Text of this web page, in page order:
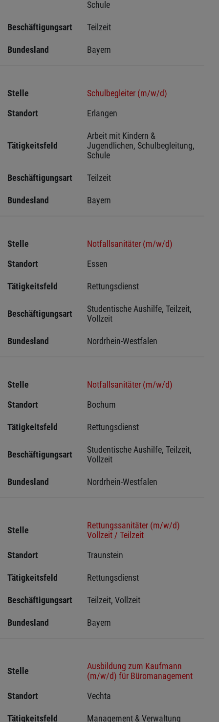
Schule
Beschäftigungsart Teilzeit
Bundesland Bayern
Stelle
Schulbegleiter (m/w/d)
Standort
Erlangen
Tätigkeitsfeld
Arbeit mit Kindern &
Jugendlichen, Schulbegleitung,
Schule
Beschäftigungsart Teilzeit
Bundesland Bayern
Stelle
Notfallsanitäter (m/w/d)
Standort
Essen
Tätigkeitsfeld Rettungsdienst
Beschäftigungsart
Studentische Aushilfe, Teilzeit,
Vollzeit
Bundesland Nordrhein-Westfalen
Stelle
Notfallsanitäter (m/w/d)
Standort
Bochum
Tätigkeitsfeld Rettungsdienst
Beschäftigungsart
Studentische Aushilfe, Teilzeit,
Vollzeit
Bundesland Nordrhein-Westfalen
Stelle
Rettungssanitäter (m/w/d)
Vollzeit / Teilzeit
Standort
Traunstein
Tätigkeitsfeld Rettungsdienst
Beschäftigungsart Teilzeit, Vollzeit
Bundesland Bayern
Stelle
Ausbildung zum Kaufmann
(m/w/d) für Büromanagement
Standort
Vechta
Tätigkeitsfeld Management & Verwaltung